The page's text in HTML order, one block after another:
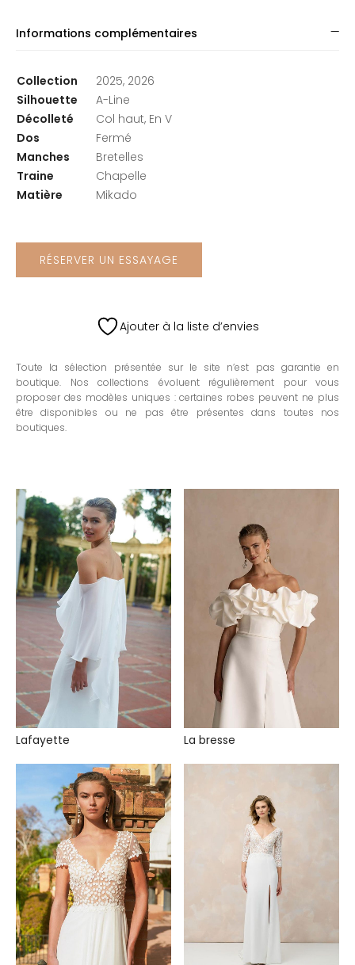
Informations complémentaires
Collection
2025, 2026
Silhouette
A-Line
Décolleté
Col haut, En V
Dos
Fermé
Manches
Bretelles
Traine
Chapelle
Matière
Mikado
RÉSERVER UN ESSAYAGE
Ajouter à la liste d’envies
Toute la sélection présentée sur le site n’est pas garantie en
boutique. Nos collections évoluent régulièrement pour vous
proposer des modèles uniques : certaines robes peuvent ne plus
être disponibles ou ne pas être présentes dans toutes nos
boutiques.
Lafayette La bresse